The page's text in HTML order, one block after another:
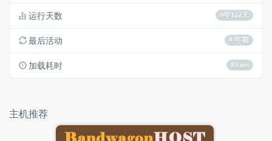
9年127天
运行天数
4 年前
最后活动
83 ms
加载耗时
主机推荐